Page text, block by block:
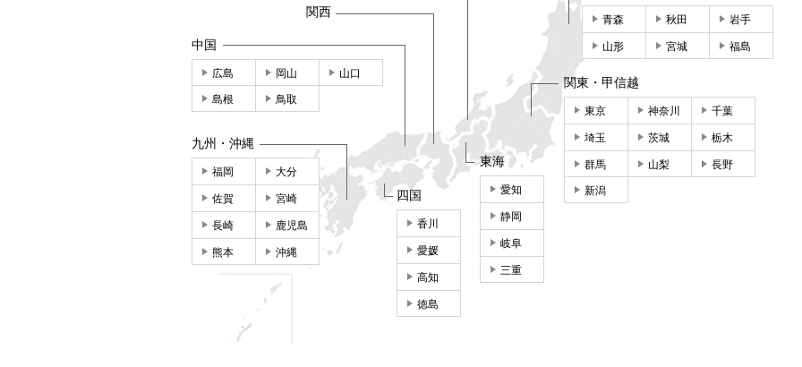
青森 秋田 岩手
山形 宮城 福島
関東・甲信越
東京 神奈川 千葉
埼玉 茨城 栃木
群馬 山梨 長野
新潟
東海
愛知
静岡
岐阜
三重
関西
中国
広島 岡山 山口
島根 鳥取
四国
香川
愛媛
高知
徳島
九州・沖縄
福岡 大分
佐賀 宮崎
長崎 鹿児島
熊本 沖縄